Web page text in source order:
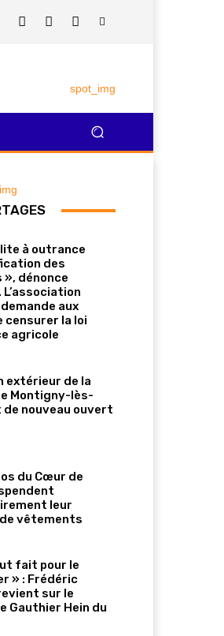
à outrance
des
», dénonce
aux
censurer la loi
agricole
extérieur de la
Montigny-lès-
nouveau ouvert
du Cœur de
leur
vêtements
fait pour le
» : Frédéric
sur le
Gauthier Hein du